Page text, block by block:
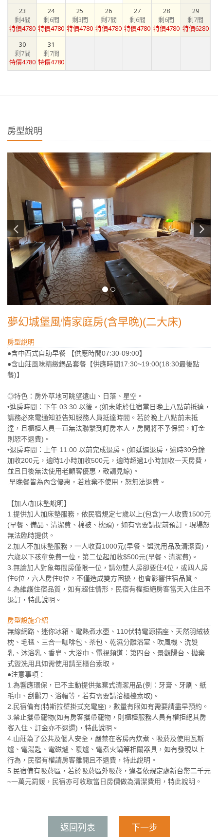
23
剩4間
特價4780
24
剩6間
特價4780
25
剩3間
特價4780
26
剩7間
特價4780
27
剩6間
特價4780
28
剩6間
特價4780
29
剩7間
特價6280
30
剩7間
特價4780
31
剩7間
特價4780
房型說明
夢幻城堡風情家庭房(含早晚)(二大床)
房型說明
●含中西式自助早餐 【供應時間07:30-09:00】
●含山莊風味精緻鍋品套餐【供應時間17:30~19:00(18:30最後點
餐)】
◎特色：房外草地可眺望遠山、日落、星空。
•進房時間：下午 03:30 以後。(如未能於住宿當日晚上八點前抵達，
請務必來電通知並告知服務人員抵達時間。若於晚上八點前未抵
達，且櫃檯人員一直無法聯繫到訂房本人，房間將不予保留，訂金
則恕不退費)。
•退房時間：上午 11:00 以前完成退房。(如延遲退房，逾時30分鐘
加收200元，逾時1小時加收500元，逾時超過1小時加收一天房費，
並且日後無法使用老顧客優惠，敬請見諒)。
.早晚餐皆為內含優惠，若放棄不使用，恕無法退費。
【加人/加床墊說明】
1.提供加人加床墊服務，依民宿規定七歲以上(包含)一人收費1500元
(早餐、備品、清潔費、棉被、枕頭)，如有需要請提前預訂，現場恕
無法臨時提供。
2.加人不加床墊服務，一人收費1000元(早餐、盥洗用品及清潔費)，
六歲以下孩童免費一位，第二位起加收$500元(早餐、清潔費)。
3.無論加人對象每間房僅限一位，請勿雙人房卻要住4位，或四人房
住6位，六人房住8位，不僅造成雙方困擾，也會影響住宿品質。
4.為維護住宿品質，如有超住情形，民宿有權拒絕房客當天入住且不
退訂，特此說明。
房型設施介紹
無線網路、迷你冰箱、電熱煮水壺、110伏特電源插座、天然羽絨被
枕、毛毯、三合一咖啡包、茶包、乾濕分離浴室、吹風機、洗髮
乳、沐浴乳、香皂、大浴巾、電視頻道：第四台、景觀陽台、拋棄
式盥洗用具如需使用請至櫃台索取。
●注意事項：
1.為響應環保，已不主動提供拋棄式清潔用品(例：牙膏、牙刷、紙
毛巾、刮鬍刀、浴帽等，若有需要請洽櫃檯索取)。
2.民宿備有(特斯拉壁掛式充電座)，數量有限如有需要請盡早預約。
3.禁止攜帶寵物(如有房客攜帶寵物，則櫃檯服務人員有權拒絕其房
客入住、訂金亦不退還)，特此說明。
4.山莊為了公共及個人安全，嚴禁在客房內炊煮、吸菸及使用瓦斯
爐、電湯匙、電磁爐、暖爐、電煮火鍋等相關器具，如有發現以上
行為，民宿有權請房客離開且不退費，特此說明。
5.民宿備有吸菸區，若於吸菸區外吸菸，違者依規定處新台幣二千元
~一萬元罰鍰，民宿亦可收取當日房價做為清潔費用，特此說明。
返回列表 下一步